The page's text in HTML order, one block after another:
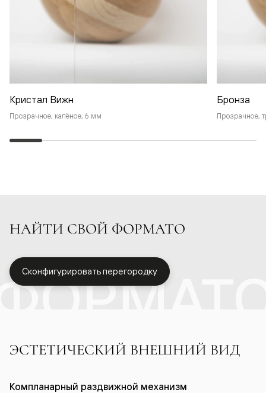
Кристал Вижн
Прозрачное, калёное, 6 мм
Бронза
Прозрачное,
НАЙТИ СВОЙ ФОРМАТО
Сконфигурировать перегородку
ЭСТЕТИЧЕСКИЙ ВНЕШНИЙ ВИД
Компланарный раздвижной механизм